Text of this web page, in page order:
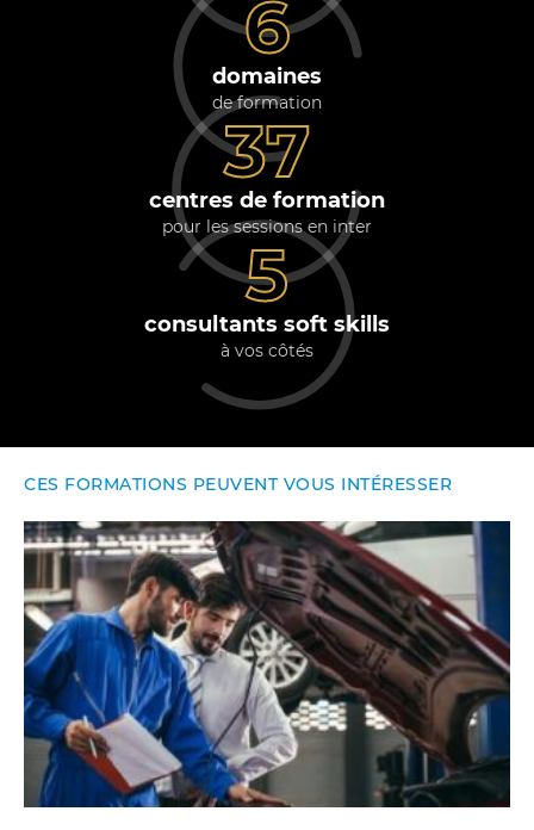
6
domaines
de formation
37
centres de formation
pour les sessions en inter
5
consultants soft skills
à vos côtés
CES FORMATIONS PEUVENT VOUS INTÉRESSER